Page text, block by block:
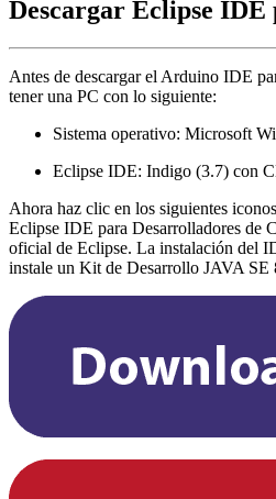
Descargar Eclipse IDE
Antes de descargar el Arduino IDE
tener una PC con lo siguiente:
Sistema operativo: Microsoft
Eclipse IDE: Indigo (3.7) con
Ahora haz clic en los siguientes
Eclipse IDE para Desarrolladores de
oficial de Eclipse. La instalación del
instale un Kit de Desarrollo JAVA SE